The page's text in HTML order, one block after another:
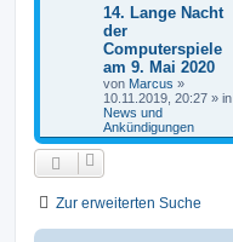
14. Lange Nacht
der
Computerspiele
am 9. Mai 2020
von Marcus »
10.11.2019, 20:27 » in
News und
Ankündigungen
Zur erweiterten Suche